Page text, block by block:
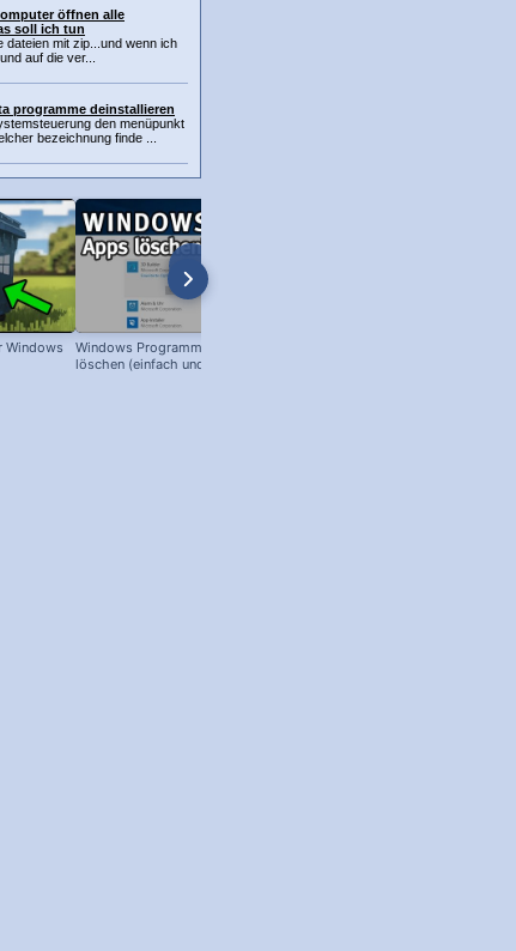
öffnen alle
soll ich tun
dateien mit zip...und wenn ich
auf die ver...
programme deinstallieren
den menüpunkt
bezeichnung finde ...
Windows
Windows Programme & Apps
löschen (einfach und schnell)!